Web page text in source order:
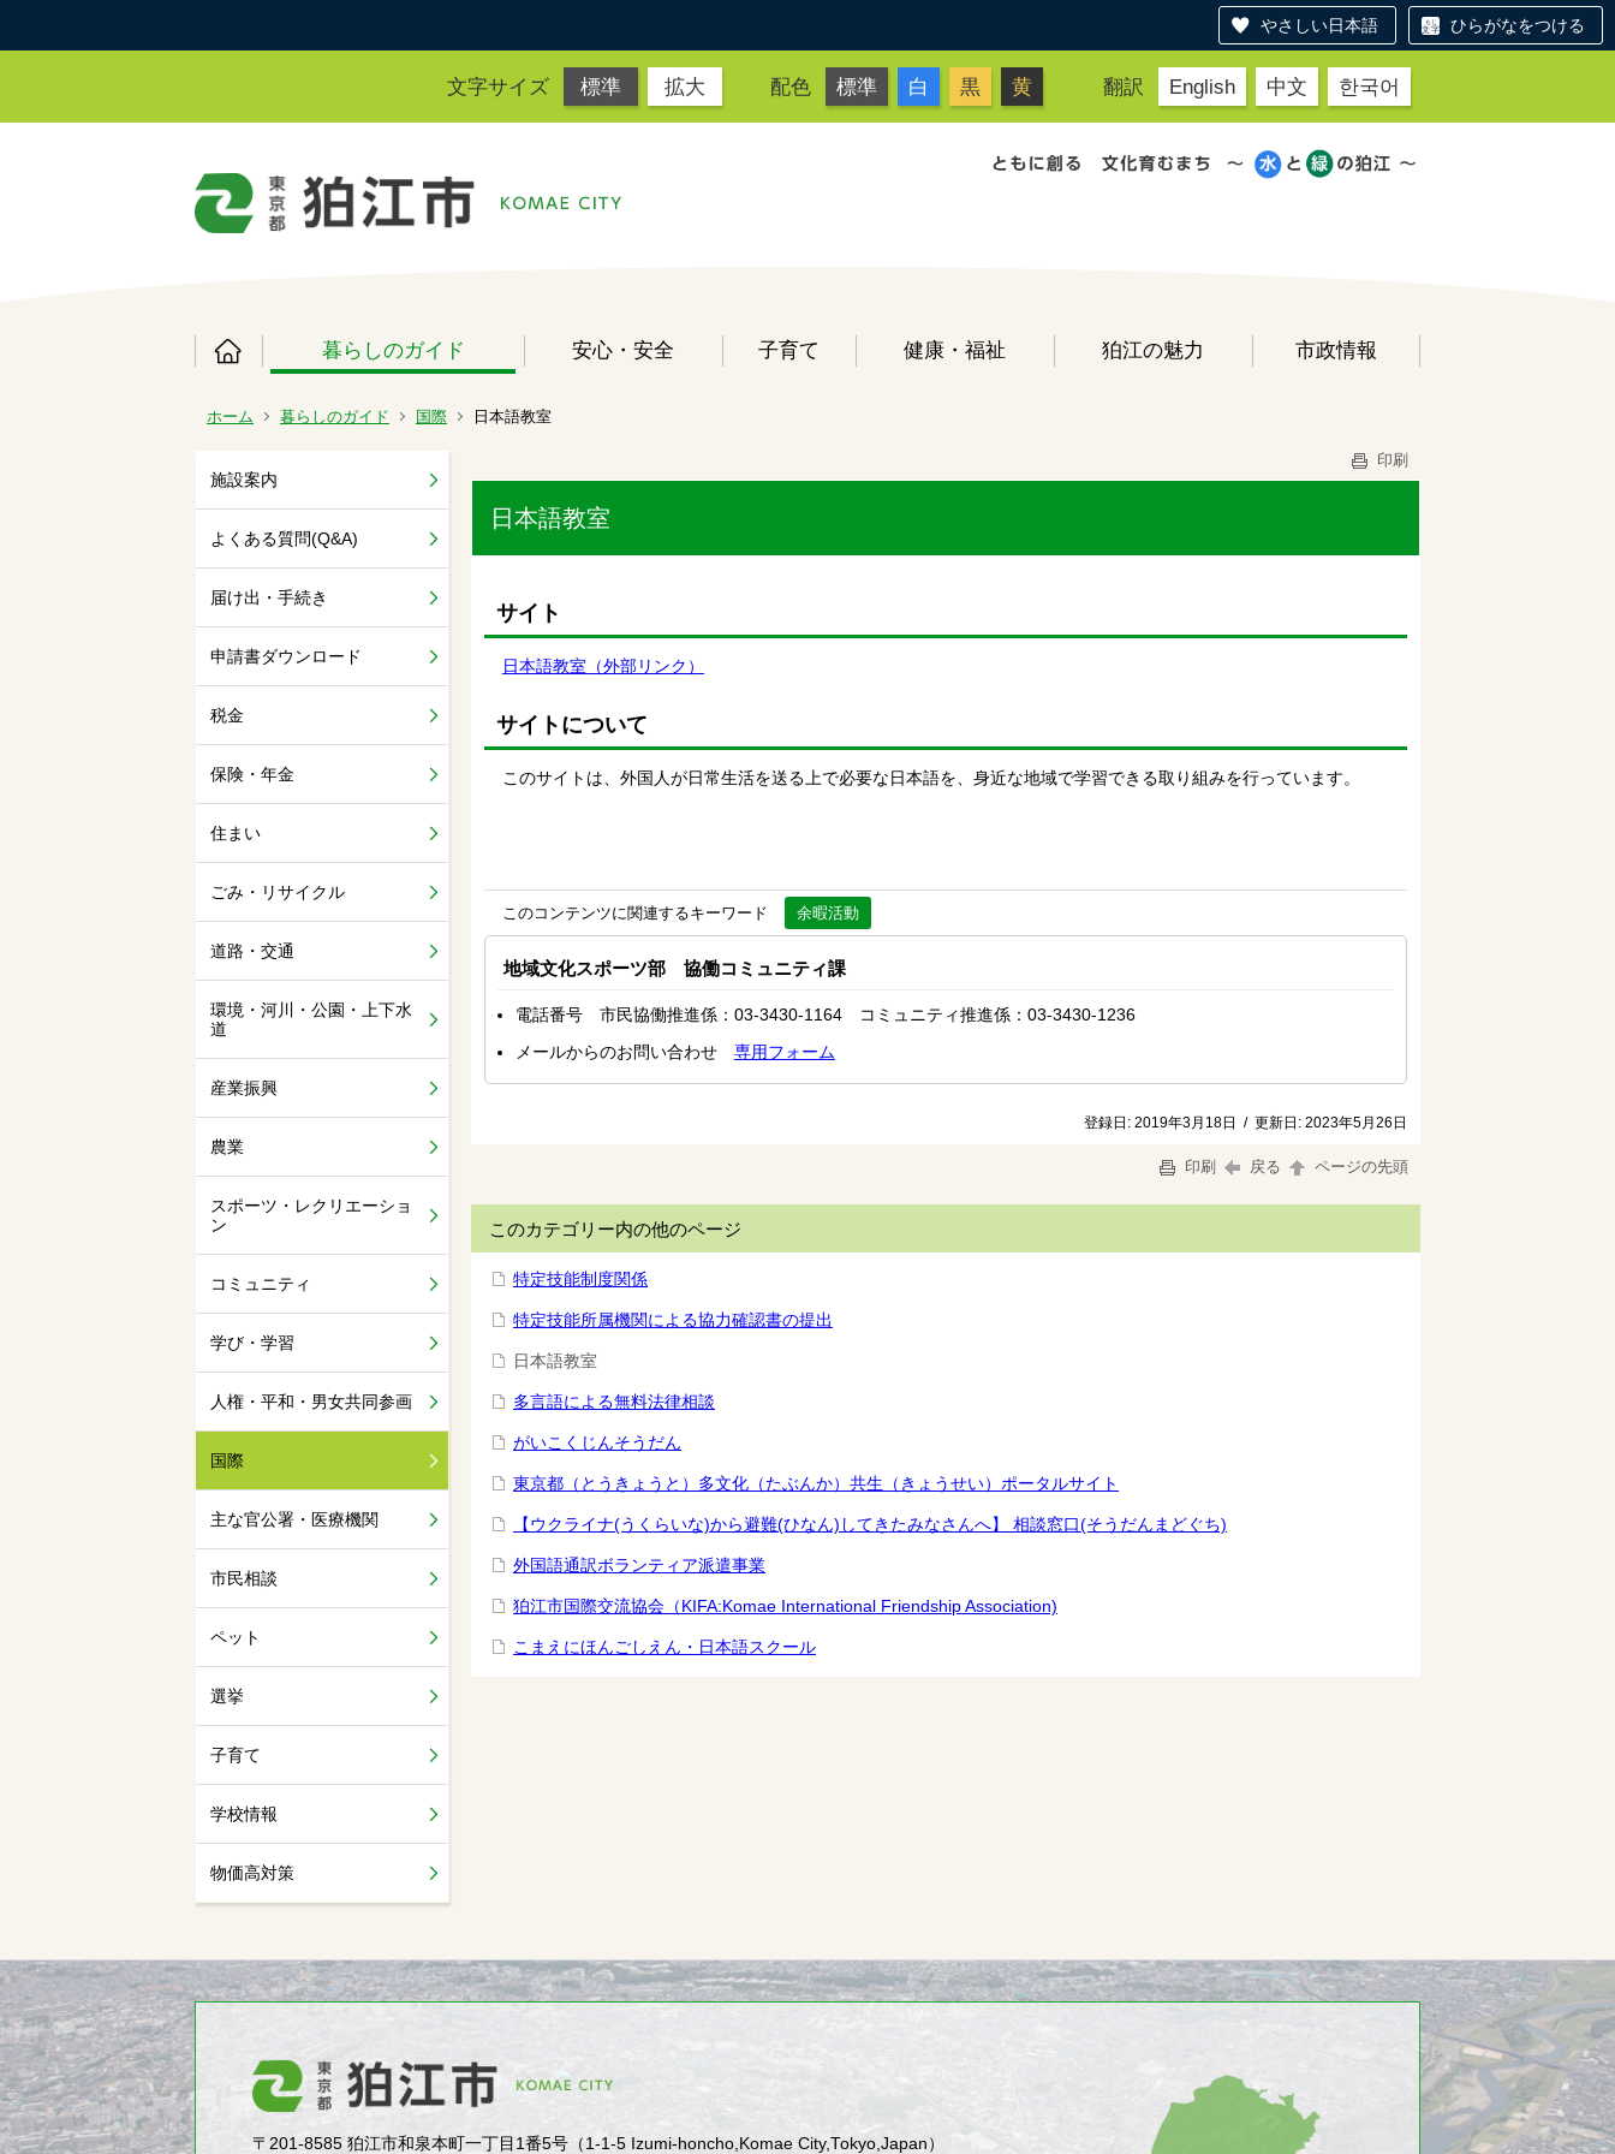
やさしい日本語 ひらがなをつける
文字サイズ 標準 拡大 配色 標準 白 黒 黄 翻訳 English 中文 한국어
暮らしのガイド 安心・安全 子育て 健康・福祉 狛江の魅力 市政情報
ホーム 暮らしのガイド 国際 日本語教室
施設案内
よくある質問(Q&A)
届け出・手続き
申請書ダウンロード
税金
保険・年金
住まい
ごみ・リサイクル
道路・交通
環境・河川・公園・上下水
道
産業振興
農業
スポーツ・レクリエーショ
ン
コミュニティ
学び・学習
人権・平和・男女共同参画
国際
主な官公署・医療機関
市民相談
ペット
選挙
子育て
学校情報
物価高対策
印刷
日本語教室
サイト
日本語教室（外部リンク）
サイトについて
このサイトは、外国人が日常生活を送る上で必要な日本語を、身近な地域で学習できる取り組みを行っています。
このコンテンツに関連するキーワード 余暇活動
地域文化スポーツ部 協働コミュニティ課
電話番号 市民協働推進係：03-3430-1164 コミュニティ推進係：03-3430-1236
メールからのお問い合わせ 専用フォーム
登録日: 2019年3月18日 / 更新日: 2023年5月26日
印刷 戻る ページの先頭
このカテゴリー内の他のページ
特定技能制度関係
特定技能所属機関による協力確認書の提出
日本語教室
多言語による無料法律相談
がいこくじんそうだん
東京都（とうきょうと）多文化（たぶんか）共生（きょうせい）ポータルサイト
【ウクライナ(うくらいな)から避難(ひなん)してきたみなさんへ】 相談窓口(そうだんまどぐち)
外国語通訳ボランティア派遣事業
狛江市国際交流協会（KIFA:Komae International Friendship Association)
こまえにほんごしえん・日本語スクール
〒201-8585 狛江市和泉本町一丁目1番5号（1-1-5 Izumi-honcho,Komae City,Tokyo,Japan）